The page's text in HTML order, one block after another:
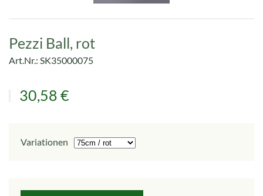
Pezzi Ball, rot
Art.Nr.: SK35000075
30,58 €
Variationen